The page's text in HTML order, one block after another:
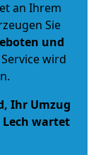
an Ihrem
Sie
und
wird
Ihr Umzug
Lech wartet